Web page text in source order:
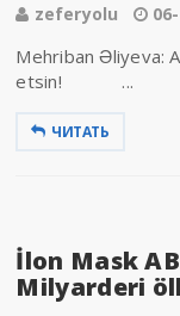
zeferyolu
Mehriban Əliyeva:
etsin! ...
ЧИТАТЬ
İlon Mask
Milyarderi